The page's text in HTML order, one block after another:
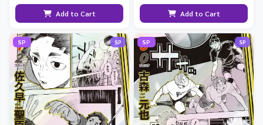
Add to Cart Add to Cart
SP SP SP SP